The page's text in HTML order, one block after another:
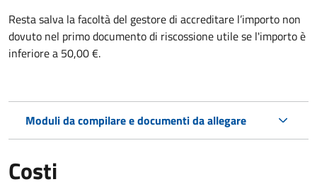
Resta salva la facoltà del gestore di accreditare l’importo non
dovuto nel primo documento di riscossione utile se l'importo è
inferiore a 50,00 €.
Moduli da compilare e documenti da allegare
Costi